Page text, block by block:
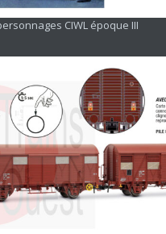
CIWL époque III